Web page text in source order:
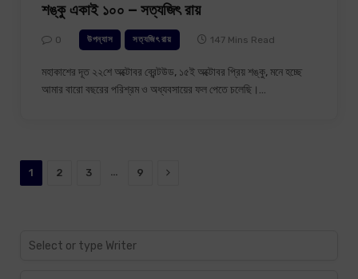
শঙ্কু একাই ১০০ – সত্যজিৎ রায়
0 উপন্যাস সত্যজিৎ রায় 147 Mins Read
মহাকাশের দূত ২২শে অক্টোবর ব্রেন্টউড, ১৫ই অক্টোবর প্রিয় শঙ্কু, মনে হচ্ছে
আমার বারো বছরের পরিশ্রম ও অধ্যবসায়ের ফল পেতে চলেছি।…
1 2 3 … 9 Next